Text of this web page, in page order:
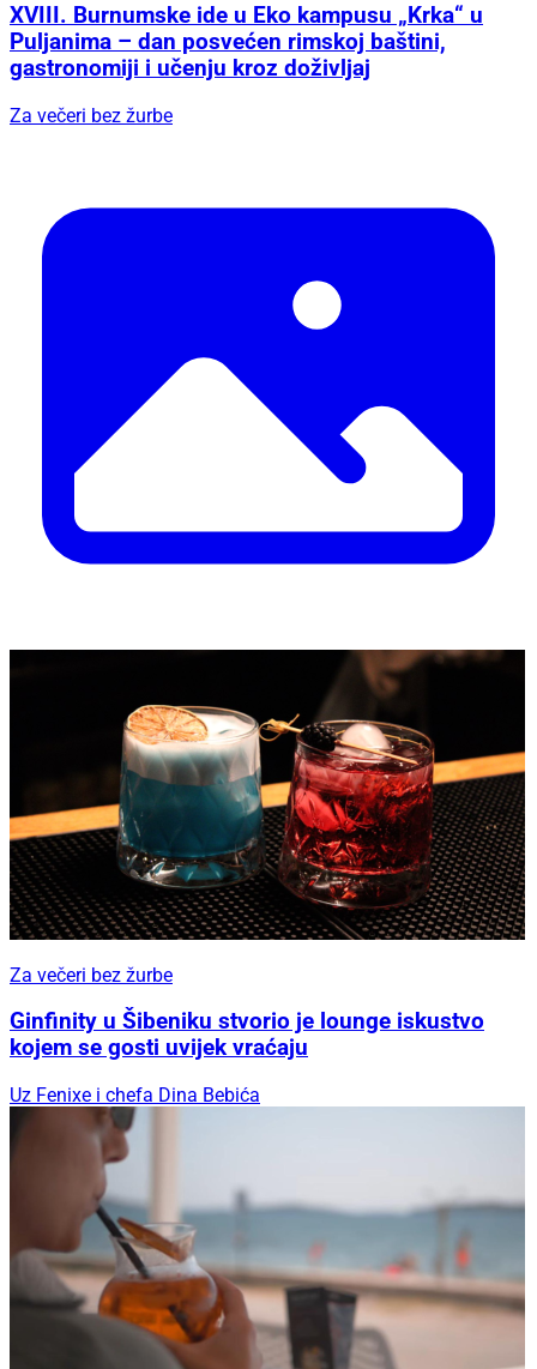
XVIII. Burnumske ide u Eko kampusu „Krka“ u
Puljanima – dan posvećen rimskoj baštini,
gastronomiji i učenju kroz doživljaj
Za večeri bez žurbe
Za večeri bez žurbe
Ginfinity u Šibeniku stvorio je lounge iskustvo
kojem se gosti uvijek vraćaju
Uz Fenixe i chefa Dina Bebića